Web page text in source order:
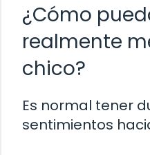
¿Cómo
realmente
chico?
Es normal tener
sentimientos